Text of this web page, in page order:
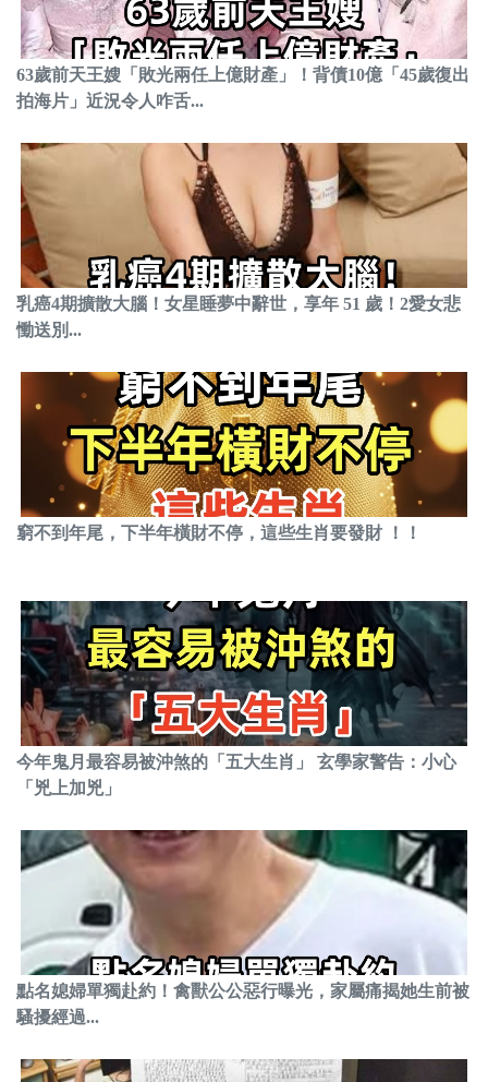
63歲前天王嫂「敗光兩任上億財產」！背債10億「45歲復出
拍海片」近況令人咋舌...
乳癌4期擴散大腦！女星睡夢中辭世，享年 51 歲！2愛女悲
慟送別...
窮不到年尾，下半年橫財不停，這些生肖要發財 ！！
今年鬼月最容易被沖煞的「五大生肖」 玄學家警告：小心
「兇上加兇」
點名媳婦單獨赴約！禽獸公公惡行曝光，家屬痛揭她生前被
騷擾經過...